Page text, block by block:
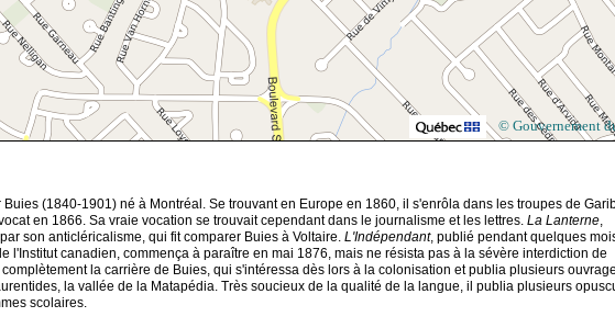
© Gouvernement
(1840-1901) né à Montréal. Se trouvant en Europe en 1860, il s'enrôla dans les troupes de
en 1866. Sa vraie vocation se trouvait cependant dans le journalisme et les lettres. La Lanterne,
son anticléricalisme, qui fit comparer Buies à Voltaire. L'Indépendant, publié pendant quelques
l'Institut canadien, commença à paraître en mai 1876, mais ne résista pas à la sévère interdiction de
la carrière de Buies, qui s'intéressa dès lors à la colonisation et publia plusieurs
la vallée de la Matapédia. Très soucieux de la qualité de la langue, il publia plusieurs
scolaires.